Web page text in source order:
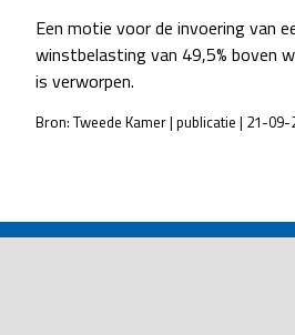
Een motie voor de invoering van
winstbelasting van 49,5% boven
is verworpen.
Bron: Tweede Kamer | publicatie | 21-09-
NAVIGATION